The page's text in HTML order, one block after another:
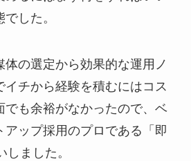
した。
体の選定から効果的な運用ノ
イチから経験を積むにはコス
でも余裕がなかったので、ベ
アップ採用のプロである「即
ました。